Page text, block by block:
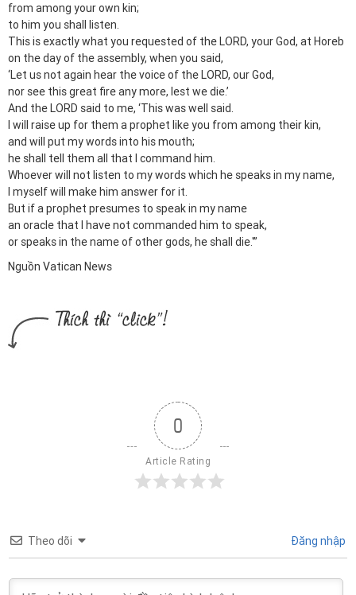
from among your own kin;
to him you shall listen.
This is exactly what you requested of the LORD, your God, at Horeb
on the day of the assembly, when you said,
‘Let us not again hear the voice of the LORD, our God,
nor see this great fire any more, lest we die.’
And the LORD said to me, ‘This was well said.
I will raise up for them a prophet like you from among their kin,
and will put my words into his mouth;
he shall tell them all that I command him.
Whoever will not listen to my words which he speaks in my name,
I myself will make him answer for it.
But if a prophet presumes to speak in my name
an oracle that I have not commanded him to speak,
or speaks in the name of other gods, he shall die.'”
Nguồn Vatican News
0
Article Rating
Theo dõi Đăng nhập